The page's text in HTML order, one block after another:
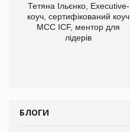
Тетяна Ільєнко, Executive-
коуч, сертифікований коуч
МСС ICF, ментор для
лідерів
БЛОГИ